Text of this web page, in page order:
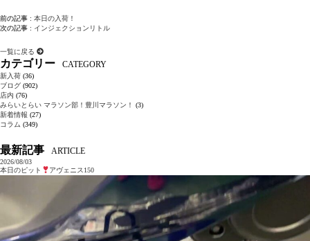
前の記事 : 本日の入荷！
次の記事 : インジェクションリトル
一覧に戻る
カテゴリー CATEGORY
新入荷 (36)
ブログ (902)
店内 (76)
みらいとらい マラソン部！豊川マラソン！
(3)
新着情報 (27)
コラム (349)
最新記事 ARTICLE
2026/08/03
本日のピット
アヴェニス150